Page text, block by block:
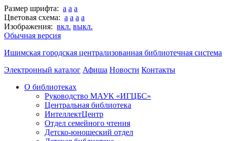
Размер шрифта: a a a
Цветовая схема: a a a a
Изображения: вкл. выкл.
Обычная версия
Ишимская городская централизованная библиотечная система
Электронный каталог Афиша Новости Контакты
О библиотеках
Руководство МАУК «ИГЦБС»
Центральная библиотека
ИнтеллектЦентр
Отдел семейного чтения
Детско-юношеский отдел